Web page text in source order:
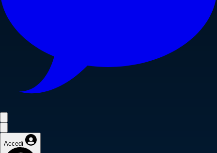
Accedi